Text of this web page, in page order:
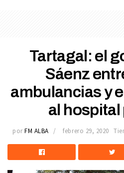
Tartagal: el
Sáenz
ambulancias y
al
por FM ALBA febrero 29, 2020